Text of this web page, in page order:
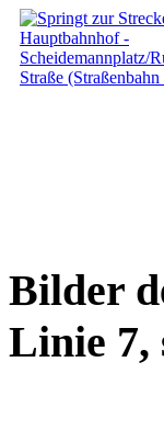
Bilder
Linie 7,